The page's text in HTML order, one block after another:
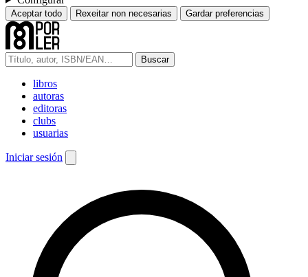
Aceptar todo Rexeitar non necesarias Gardar preferencias
Buscar
libros
autoras
editoras
clubs
usuarias
Iniciar sesión